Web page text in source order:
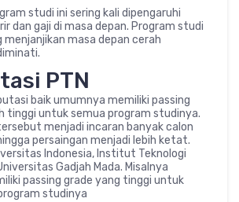
studi ini sering kali dipengaruhi
dan gaji di masa depan. Program studi
menjanjikan masa depan cerah
PTN
baik umumnya memiliki passing
tinggi untuk semua program studinya.
menjadi incaran banyak calon
persaingan menjadi lebih ketat.
Indonesia, Institut Teknologi
Gadjah Mada. Misalnya
passing grade yang tinggi untuk
studinya